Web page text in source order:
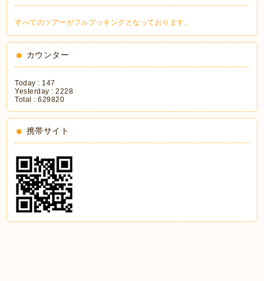
すべてのツアーがフルブッキングとなっております。
カウンター
Today : 147
Yesterday :2228
Total :629820
携帯サイト